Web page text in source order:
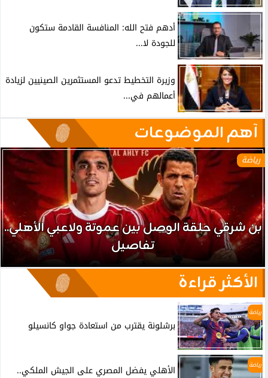
أدهم فتح الله: المنافسة القادمة ستكون
للجودة لا...
وزيرة التخطيط تدعو المستثمرين الصينيين لزيادة
أعمالهم في...
آهم الموضوعات
رياضة
بن شرقي حلقة الوصل بين عموتة ولاعبي الأهلي..
تفاصيل
الأكثر قراءة
رياضة
برشلونة يقترب من استعادة جواو كانسيلو
رياضة
الأهلي يفضل المصري على الجيش الملكي..